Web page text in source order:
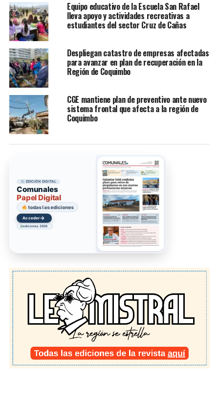
Equipo educativo de la Escuela San Rafael
lleva apoyo y actividades recreativas a
estudiantes del sector Cruz de Cañas
Despliegan catastro de empresas afectadas
para avanzar en plan de recuperación en la
Región de Coquimbo
CGE mantiene plan de preventivo ante nuevo
sistema frontal que afecta a la región de
Coquimbo
EDICIÓN DIGITAL
Comunales
Papel Digital
todas las ediciones
Acceder→
ediciones 2026